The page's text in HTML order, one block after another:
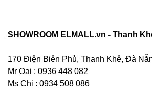
SHOWROOM ELMALL.vn - Thanh
170 Điện Biên Phủ, Thanh Khê, Đà
Mr Oai : 0936 448 082
Ms Chi : 0934 508 086